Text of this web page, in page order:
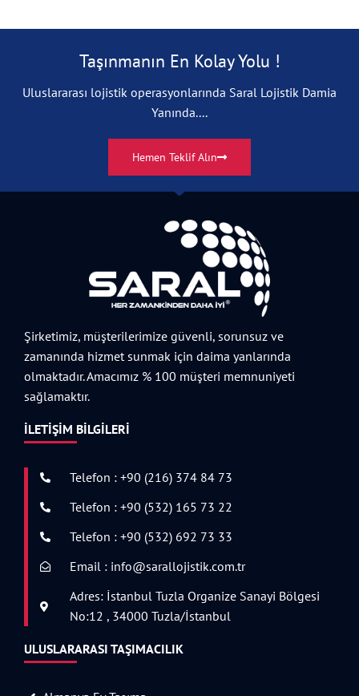
Taşınmanın En Kolay Yolu !
Uluslararası lojistik operasyonlarında Saral Lojistik Damia
Yanında....
Hemen Teklif Alın
Şirketimiz, müşterilerimize güvenli, sorunsuz ve
zamanında hizmet sunmak için daima yanlarında
olmaktadır. Amacımız % 100 müşteri memnuniyeti
sağlamaktır.
İLETIŞIM BILGILERI
Telefon : +90 (216) 374 84 73
Telefon : +90 (532) 165 73 22
Telefon : +90 (532) 692 73 33
Email : info@sarallojistik.com.tr
Adres: İstanbul Tuzla Organize Sanayi Bölgesi
No:12 , 34000 Tuzla/İstanbul
ULUSLARARASI TAŞIMACILIK